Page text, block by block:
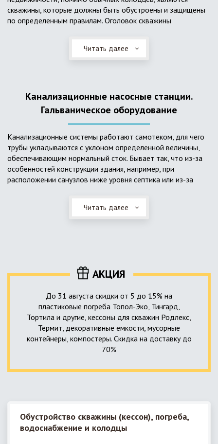
скважины, которые должны быть обустроены и защищены
по определенным правилам. Оголовок скважины
и автоматикой. Все это оборудование способно
подвергаться загрязнению атмосферными и
его работу в нормальном режиме. Лучшим способом
защиты оборудования является устройство герметичной
камеры или кессона, который не только защищает оголовок
скважины от негативных воздействий, но и обеспечивает
удобные условия для обслуживания в любой период года.
Кессон может быть выполнен из обычных железобетонных
колец, но только при отсутствии высокого уровня
подземных вод, так как в этом случае затруднительно
обеспечить требуемую герметичность. Если имеется
достаточную герметичность, недорогие, легко
Читать далее
Канализационные насосные станции.
Гальваническое оборудование
Канализационные системы работают самотеком, для чего
трубы укладываются с уклоном определенной величины,
обеспечивающим нормальный сток. Бывает так, что из-за
особенностей конструкции здания, например, при
расположении санузлов ниже уровня септика или из-за
Единственное решение в таком случае – это
использование КНС – канализационной насосной станции.
до выгребной ямы, септика или станции ГБО.
Читать далее
АКЦИЯ
До 31 августа скидки от 5 до 15% на
пластиковые погреба Топол-Эко, Тингард,
Тортила и другие, кессоны для скважин Родлекс,
Термит, декоративные емкости, мусорные
контейнеры, компостеры. Скидка на доставку до
70%
Обустройство скважины (кессон), погреба,
водоснабжение и колодцы